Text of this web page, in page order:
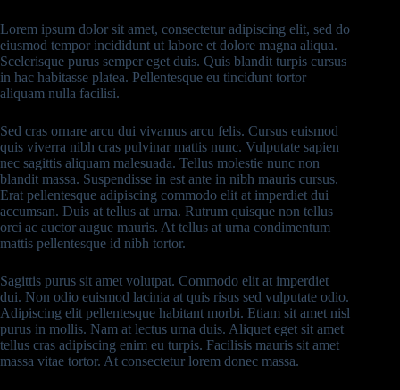
Lorem ipsum dolor sit amet, consectetur adipiscing elit, sed do
eiusmod tempor incididunt ut labore et dolore magna aliqua.
Scelerisque purus semper eget duis. Quis blandit turpis cursus
in hac habitasse platea. Pellentesque eu tincidunt tortor
aliquam nulla facilisi.
Sed cras ornare arcu dui vivamus arcu felis. Cursus euismod
quis viverra nibh cras pulvinar mattis nunc. Vulputate sapien
nec sagittis aliquam malesuada. Tellus molestie nunc non
blandit massa. Suspendisse in est ante in nibh mauris cursus.
Erat pellentesque adipiscing commodo elit at imperdiet dui
accumsan. Duis at tellus at urna. Rutrum quisque non tellus
orci ac auctor augue mauris. At tellus at urna condimentum
mattis pellentesque id nibh tortor.
Sagittis purus sit amet volutpat. Commodo elit at imperdiet
dui. Non odio euismod lacinia at quis risus sed vulputate odio.
Adipiscing elit pellentesque habitant morbi. Etiam sit amet nisl
purus in mollis. Nam at lectus urna duis. Aliquet eget sit amet
tellus cras adipiscing enim eu turpis. Facilisis mauris sit amet
massa vitae tortor. At consectetur lorem donec massa.